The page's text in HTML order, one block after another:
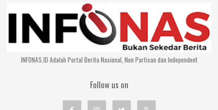
INFONAS.ID Adalah Portal Berita Nasional, Non Partisan dan Independent
Follow us on